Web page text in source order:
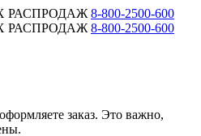
РАСПРОДАЖ 8-800-2500-600
РАСПРОДАЖ 8-800-2500-600
заказ. Это важно,